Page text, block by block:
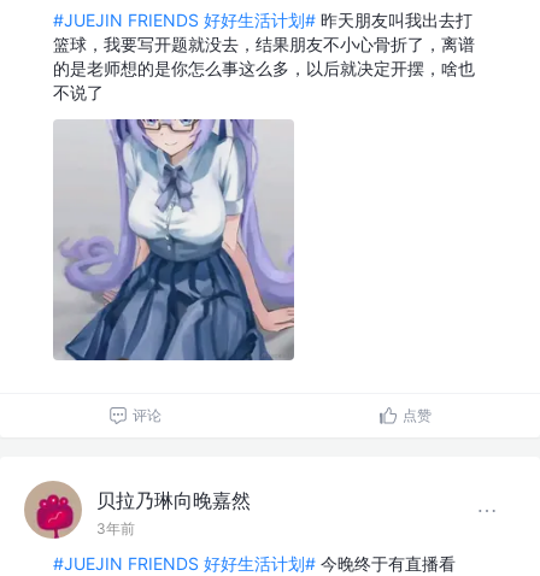
#JUEJIN FRIENDS 好好生活计划# 昨天朋友叫我出去打
篮球，我要写开题就没去，结果朋友不小心骨折了，离谱
的是老师想的是你怎么事这么多，以后就决定开摆，啥也
不说了
评论 点赞
贝拉乃琳向晚嘉然
3年前
#JUEJIN FRIENDS 好好生活计划# 今晚终于有直播看